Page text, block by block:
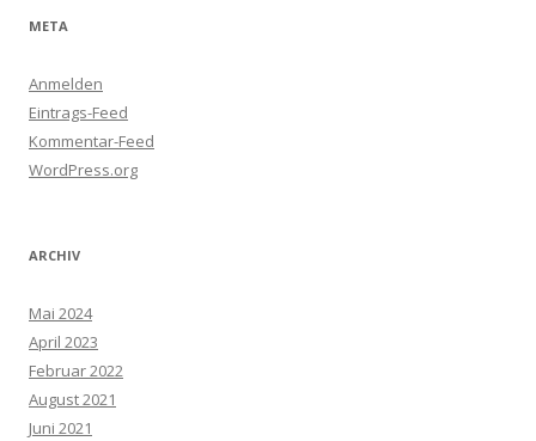
META
Anmelden
Eintrags-Feed
Kommentar-Feed
WordPress.org
ARCHIV
Mai 2024
April 2023
Februar 2022
August 2021
Juni 2021